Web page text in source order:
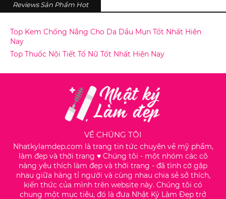
Reviews Sản Phẩm Hot
Top Kem Chống Nắng Cho Da Dầu Mụn Tốt Nhất Hiện
Nay
Top Thuốc Nội Tiết Tố Nữ Tốt Nhất Hiện Nay
VỀ CHÚNG TÔI
Nhatkylamdep.com là trang tin tức chuyên về mỹ phẩm,
làm đẹp và thời trang ♥️ Chúng tôi - một nhóm các cô
nàng yêu thích làm đẹp và thời trang - đã tình cờ gặp
nhau giữa hàng tỉ người và cùng nhau chia sẻ sở thích,
kiến thức của mình trên website này. Chúng tôi có
chung một mục tiêu, đó là đưa Nhật Ký Làm Đẹp trở